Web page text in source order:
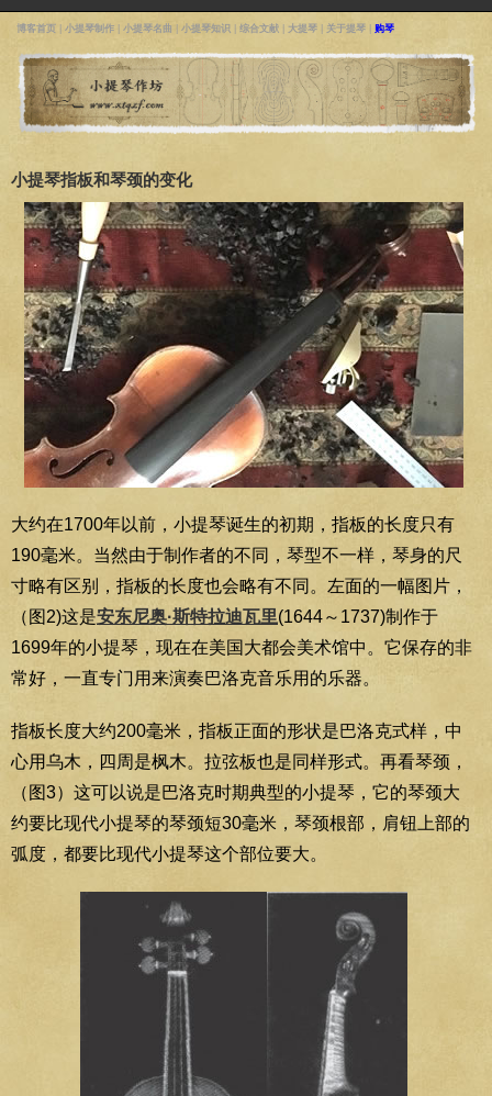
博客首页 小提琴制作 小提琴名曲 小提琴知识 综合文献 大提琴 关于提琴 购琴
小提琴指板和琴颈的变化
大约在1700年以前，小提琴诞生的初期，指板的长度只有
190毫米。当然由于制作者的不同，琴型不一样，琴身的尺
寸略有区别，指板的长度也会略有不同。左面的一幅图片，
（图2)这是安东尼奥·斯特拉迪瓦里(1644～1737)制作于
1699年的小提琴，现在在美国大都会美术馆中。它保存的非
常好，一直专门用来演奏巴洛克音乐用的乐器。
指板长度大约200毫米，指板正面的形状是巴洛克式样，中
心用乌木，四周是枫木。拉弦板也是同样形式。再看琴颈，
（图3）这可以说是巴洛克时期典型的小提琴，它的琴颈大
约要比现代小提琴的琴颈短30毫米，琴颈根部，肩钮上部的
弧度，都要比现代小提琴这个部位要大。